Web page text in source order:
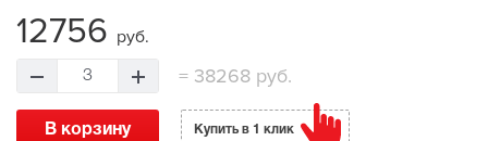
12756 руб.
3 =38268 руб.
В корзину Купить в 1 клик